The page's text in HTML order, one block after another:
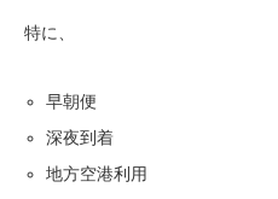
特に、
早朝便
深夜到着
地方空港利用